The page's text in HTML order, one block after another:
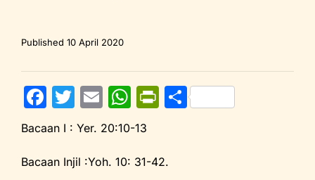
Published 10 April 2020
F
a
c
e
T
w
itt
er
E
m
ai
l
W
h
at
s
Pr
ri
S
Bacaan I : Yer. 20:10-13
Bacaan Injil :Yoh. 10: 31-42.